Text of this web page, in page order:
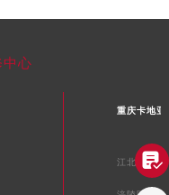
中心
重庆卡地亚
江北区